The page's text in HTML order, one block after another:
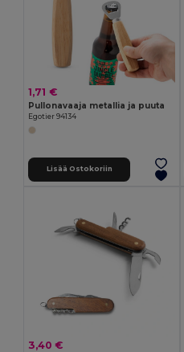
1,71 €
Pullonavaaja metallia ja puuta
Egotier 94134
Lisää Ostokoriin
3,40 €